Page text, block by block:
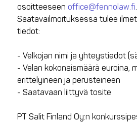
osoitteeseen office@fennolaw.fi
Saatavailmoituksessa tulee
tiedot:
- Velkojan nimi ja yhteystiedot
- Velan kokonaismäärä euroina,
erittelyineen ja perusteineen
- Saatavaan liittyvä tosite
PT Salit Finland Oy:n